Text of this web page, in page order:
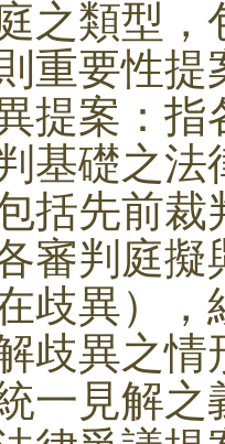
之類型
重要性提
提案：
基礎之
括先前
審判庭
歧異）
歧異之
一見解